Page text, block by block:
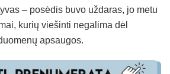
– posėdis buvo uždaras, jo metu
kurių viešinti negalima dėl
apsaugos.